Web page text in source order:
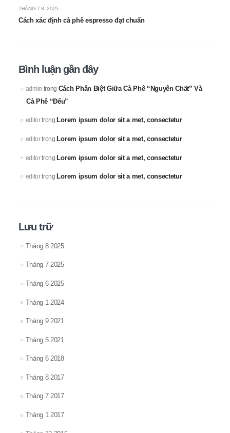
Cách xác định cà phê espresso đạt chuẩn
THÁNG 7 8, 2025
Bình luận gần đây
admin trong Cách Phân Biệt Giữa Cà Phê “Nguyên Chất” Và
Cà Phê “Đểu”
editortrong Lorem ipsum dolor sit a met, consectetur
editortrong Lorem ipsum dolor sit a met, consectetur
editortrong Lorem ipsum dolor sit a met, consectetur
editortrong Lorem ipsum dolor sit a met, consectetur
Lưu trữ
Tháng 8 2025
Tháng 7 2025
Tháng 6 2025
Tháng 1 2024
Tháng 9 2021
Tháng 5 2021
Tháng 6 2018
Tháng 8 2017
Tháng 7 2017
Tháng 1 2017